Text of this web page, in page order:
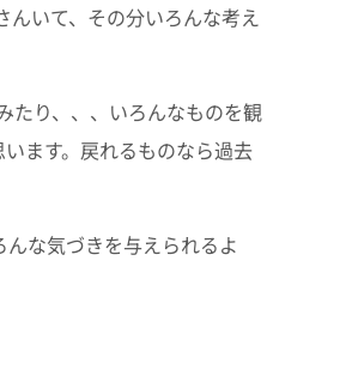
んいて、その分いろんな考え
たり、、、いろんなものを観
ます。戻れるものなら過去
な気づきを与えられるよ